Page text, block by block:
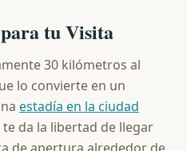
tu Visita
30 kilómetros al
lo convierte en un
estadía en la ciudad
te da la libertad de llegar